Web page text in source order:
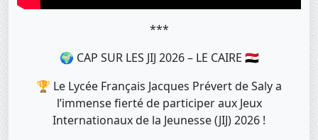
***
🌍 CAP SUR LES JIJ 2026 – LE CAIRE 🇪🇬
🏆 Le Lycée Français Jacques Prévert de Saly a
l’immense fierté de participer aux Jeux
Internationaux de la Jeunesse (JIJ) 2026 !